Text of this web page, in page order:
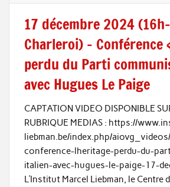
17 décembre 2024
Charleroi) – Conférence
perdu du Parti
avec Hugues Le Paige
CAPTATION VIDEO DISPONIBLE
RUBRIQUE MEDIAS : https://
liebman.be/index.php/
conference-lheritage-perdu-du-
italien-avec-hugues-le-paige-17-
L’Institut Marcel Liebman, le Centre